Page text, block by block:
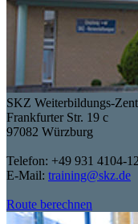
SKZ Weiterbildungs-
Frankfurter Str. 19 c
97082 Würzburg
Telefon: +49 931 4104-
E-Mail: training@skz.de
Route berechnen